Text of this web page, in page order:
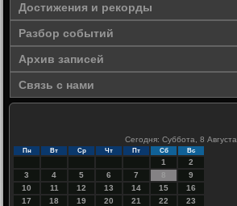
Достижения и рекорды
Разбор событий
Архив записей
Связь с нами
Сегодня: Суббота, 8 Августа
Пн Вт Ср Чт Пт Сб Вс
1
2
3
4 5 6 7 8
9
10
11 12 13 14 15
16
17
18 19 20 21 22
23